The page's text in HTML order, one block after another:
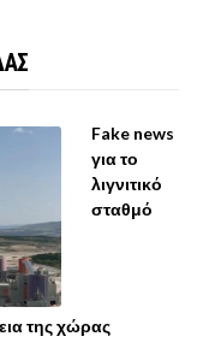
Fake news
για το
λιγνιτικό
σταθμό
της χώρας